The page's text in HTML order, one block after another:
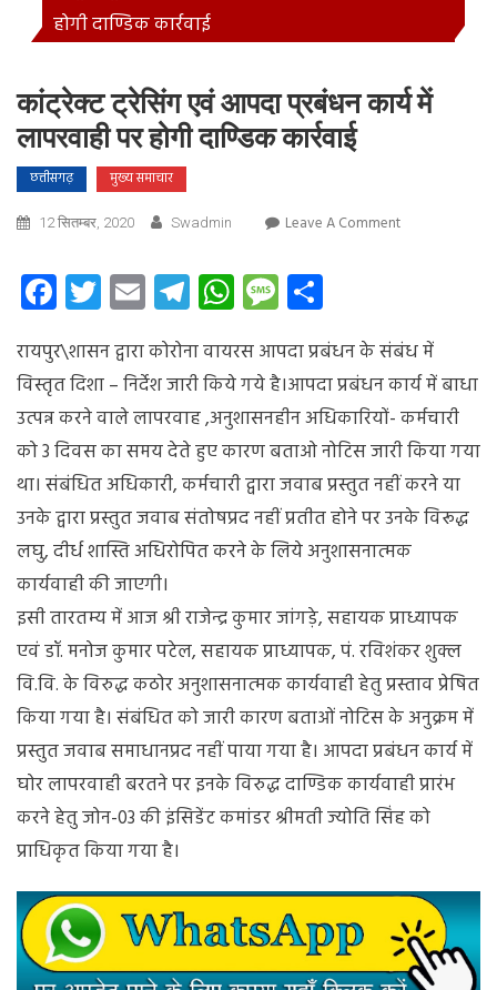
होगी दाण्डिक कार्रवाई
कांट्रेक्ट ट्रेसिंग एवं आपदा प्रबंधन कार्य में
लापरवाही पर होगी दाण्डिक कार्रवाई
छत्तीसगढ़ मुख्य समाचार
12 सितम्बर, 2020 Swadmin Leave A CommentOn
प्रबंधन
कार्य
लापरवाही
पर
होगी
दाण्डिक
कार्रवाई
Facebook
Twitter
EmailTelegram
WhatsApp
Message
रायपुर\शासन द्वारा कोरोना वायरस आपदा प्रबंधन के संबंध में
विस्तृत दिशा – निर्देश जारी कियेगये है।आपदा प्रबंधन कार्य में बाधा
उत्पन्न करने वाले लापरवाह ,अनुशासनहीन अधिकारियों- कर्मचारी
को 3 दिवस का समय देते हुए कारण बताओ नोटिस जारी किया गया
था। संबंधित अधिकारी, कर्मचारी द्वारा जवाब प्रस्तुत नहीं करने या
उनके द्वारा प्रस्तुत जवाब संतोषप्रद नहीं प्रतीत होने पर उनके विरूद्ध
लघु, दीर्ध शास्ति अधिरोपित करने के लिये अनुशासनात्मक
कार्यवाही की जाएगी।
इसी तारतम्य में आज श्री राजेन्द्र कुमार जांगड़े, सहायक प्राध्यापक
एवं डॉ. मनोज कुमार पटेल, सहायक प्राध्यापक, पं. रविशंकर शुक्ल
वि.वि. के विरुद्ध कठोर अनुशासनात्मक कार्यवाही हेतु प्रस्ताव प्रेषित
किया गया है। संबंधित को जारी कारण बताओं नोटिस के अनुक्रम में
प्रस्तुत जवाब समाधानप्रद नहीं पाया गया है। आपदा प्रबंधन कार्य में
घोर लापरवाही बरतने पर इनके विरुद्ध दाण्डिक कार्यवाही प्रारंभ
करने हेतु जोन-03 की इंसिडेंट कमांडर श्रीमती ज्योति सिंह को
प्राधिकृत किया गया है।